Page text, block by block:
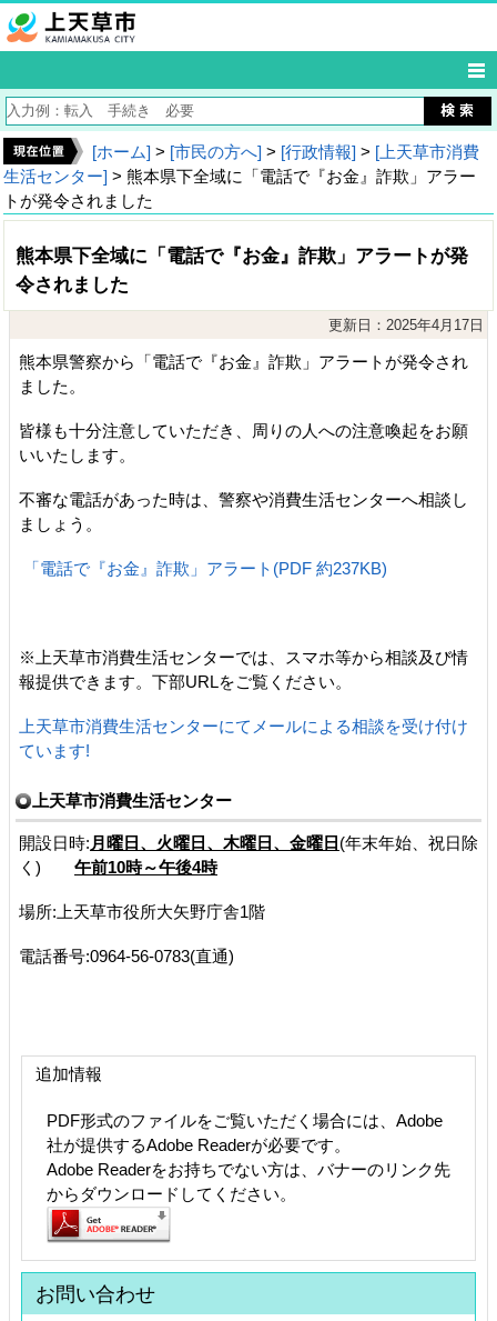
[ホーム] > [市民の方へ] > [行政情報] > [上天草市消費
生活センター] > 熊本県下全域に「電話で『お金』詐欺」アラー
トが発令されました
熊本県下全域に「電話で『お金』詐欺」アラートが発
令されました
更新日：2025年4月17日
熊本県警察から「電話で『お金』詐欺」アラートが発令され
ました。
皆様も十分注意していただき、周りの人への注意喚起をお願
いいたします。
不審な電話があった時は、警察や消費生活センターへ相談し
ましょう。
「電話で『お金』詐欺」アラート(PDF 約237KB)
※上天草市消費生活センターでは、スマホ等から相談及び情
報提供できます。下部URLをご覧ください。
上天草市消費生活センターにてメールによる相談を受け付け
ています!
上天草市消費生活センター
開設日時: 月曜日、火曜日、木曜日、金曜日 (年末年始、祝日除
く) 午前10時～午後4時
場所:上天草市役所大矢野庁舎1階
電話番号:0964-56-0783(直通)
追加情報
PDF形式のファイルをご覧いただく場合には、Adobe
社が提供するAdobe Readerが必要です。
Adobe Readerをお持ちでない方は、バナーのリンク先
からダウンロードしてください。
お問い合わせ